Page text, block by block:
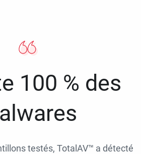
100 % des
testés, TotalAV™ a détecté